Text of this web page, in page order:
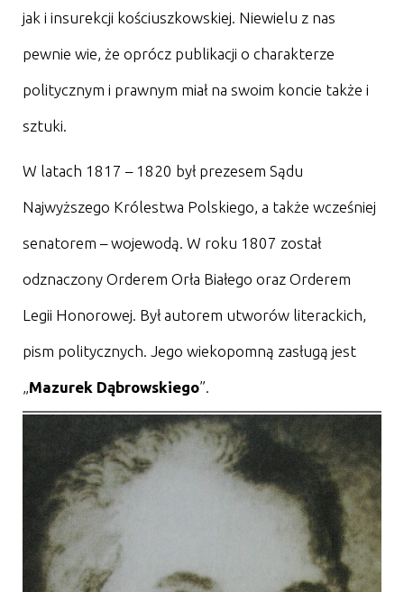
jak i insurekcji kościuszkowskiej. Niewielu z nas
pewnie wie, że oprócz publikacji o charakterze
politycznym i prawnym miał na swoim koncie także i
sztuki.
W latach 1817 – 1820 był prezesem Sądu
Najwyższego Królestwa Polskiego, a także wcześniej
senatorem – wojewodą. W roku 1807 został
odznaczony Orderem Orła Białego oraz Orderem
Legii Honorowej. Był autorem utworów literackich,
pism politycznych. Jego wiekopomną zasługą jest
„Mazurek Dąbrowskiego”.